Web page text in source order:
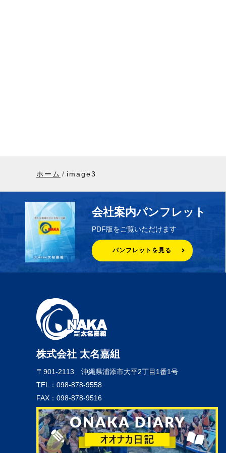
ホーム image3
会社案内パンフレット
PDF版をご覧いただけます
パンフレットを見る
株式会社 太名嘉組
〒901-2113 沖縄県浦添市大平2丁目1番1号
TEL：098-878-9558
FAX：098-878-9516